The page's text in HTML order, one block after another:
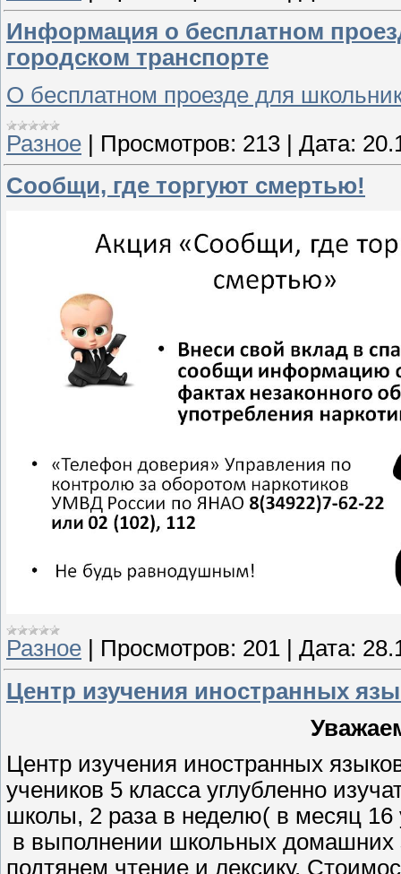
Информация о бесплатном
городском транспорте
О бесплатном проезде для
Разное | Просмотров: 213 | Дата:
Сообщи, где торгуют смертью!
Разное Просмотров: 201 Дата:
Центр изучения иностранных
Центр изучения иностранных
учеников 5 класса углубленно
школы, 2 раза в неделю( в месяц 16
в выполнении школьных домашних
подтянем чтение и лексику.